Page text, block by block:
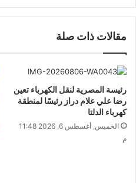
مقالات ذات صلة
رئيسة المصرية لنقل الكهرباء تعين
رضا علي علام دراز رئيسًا لمنطقة
كهرباء الدلتا
الخميس, أغسطس 6, 2026 11:48
م